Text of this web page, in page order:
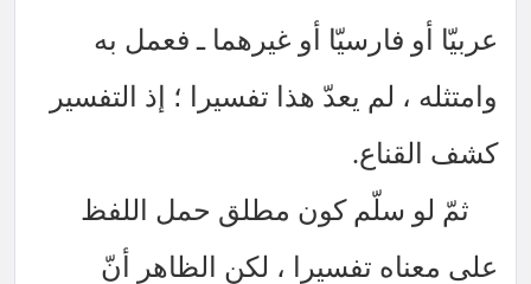
فارسيّا أو غيرهما ـ فعمل به
لم يعدّ هذا تفسيرا ؛ إذ التفسير
سلّم كون مطلق حمل اللفظ
تفسيرا ، لكن الظاهر أنّ